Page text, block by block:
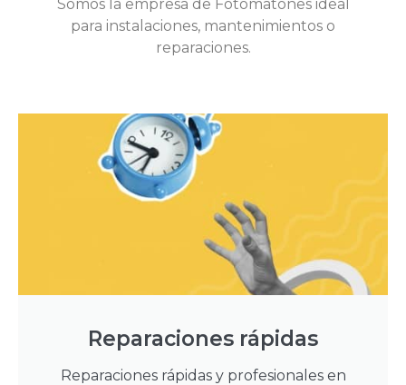
Somos la empresa de Fotomatones ideal
para instalaciones, mantenimientos o
reparaciones.
Reparaciones rápidas
Reparaciones rápidas y profesionales en